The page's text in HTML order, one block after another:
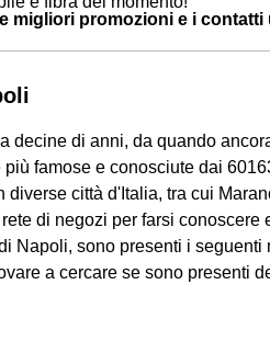
migliori promozioni e i contatti
decine di anni, da quando
famose e conosciute dai
diverse città d'Italia, tra cui
di negozi per farsi
Napoli, sono presenti i seguenti
a cercare se sono presenti